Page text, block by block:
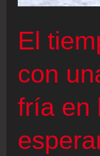
nieve
a
cortar
autovía
El
con
fría en